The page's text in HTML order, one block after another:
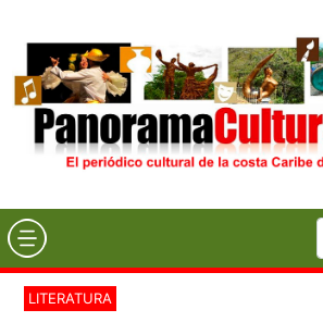
LITERATURA